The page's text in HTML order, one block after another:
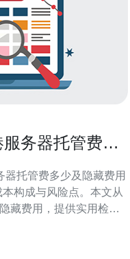
务器托管费多
器托管费多少及隐藏费用
构成与风险点。本文从
藏费用，提供实用检查